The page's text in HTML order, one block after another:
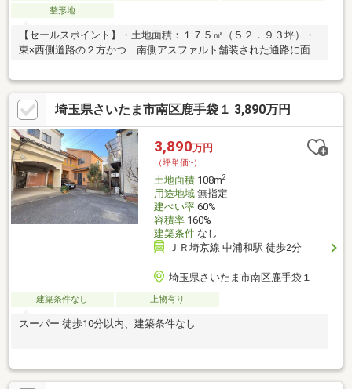
整形地
【セールスポイント】・土地面積：１７５㎡（５２．９３坪）・
東×西側道路の２方かつ 南側アスファルト舗装された通路に面し
ております。・整形地・建築条件付きの土地ではございませ
ん。 お好きなハウスメーカーにてご検討ください。・徒歩１０
分圏内にスーパー、コンビニ、小学校、公園等の 施設が整って
おります。埼玉県さいたま市南区鹿手袋１ 3,890万円
3,890万円
（坪単価:-）
土地面積108m2
用途地域無指定
建ぺい率60%
容積率160%
建築条件なし
ＪＲ埼京線 中浦和駅 徒歩2分
埼玉県さいたま市南区鹿手袋１
建築条件なし 上物有り
スーパー 徒歩10分以内、建築条件なし